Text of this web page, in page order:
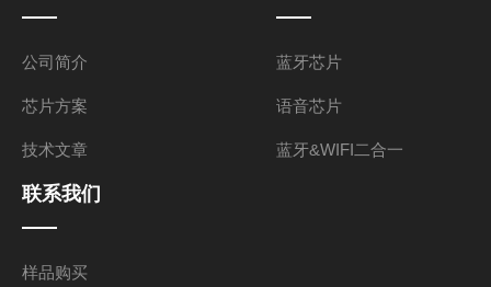
公司简介
芯片方案
技术文章
蓝牙芯片
语音芯片
蓝牙&WIFI二合一
联系我们
样品购买